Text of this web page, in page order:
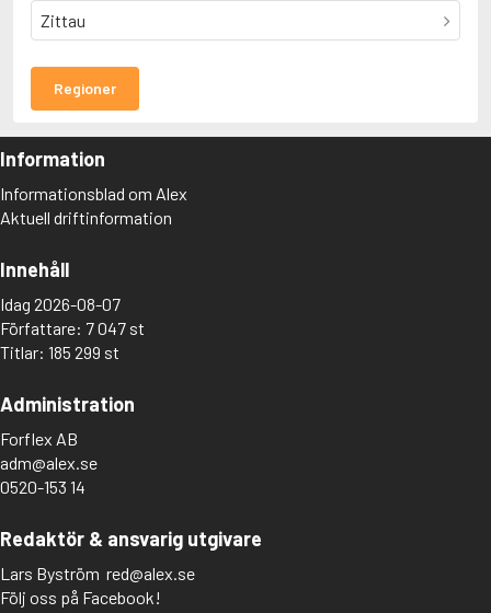
Zittau
Regioner
Information
Informationsblad om Alex
Aktuell driftinformation
Innehåll
Idag 2026-08-07
Författare: 7 047 st
Titlar: 185 299 st
Administration
Forflex AB
adm@alex.se
0520-153 14
Redaktör & ansvarig utgivare
Lars Byström red@alex.se
Följ oss på Facebook!